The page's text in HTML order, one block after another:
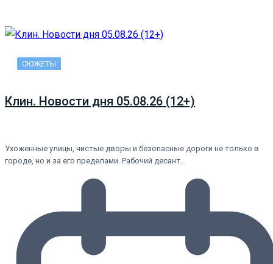
СЮЖЕТЫ
Клин. Новости дня 05.08.26 (12+)
Ухоженные улицы, чистые дворы и безопасные дороги не только в
городе, но и за его пределами. Рабочий десант…